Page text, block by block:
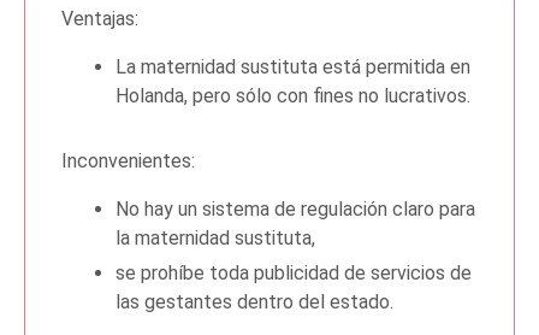
Ventajas:
La maternidad sustituta está permitida en
Holanda, pero sólo con fines no lucrativos.
Inconvenientes:
No hay un sistema de regulación claro para
la maternidad sustituta,
se prohíbe toda publicidad de servicios de
las gestantes dentro del estado.